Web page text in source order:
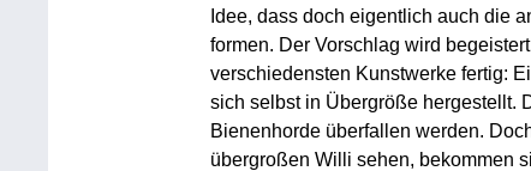
Idee, dass doch eigentlich auch die
formen. Der Vorschlag wird
verschiedensten Kunstwerke fertig:
sich selbst in Übergröße hergestellt.
Bienenhorde überfallen werden.
übergroßen Willi sehen, bekommen